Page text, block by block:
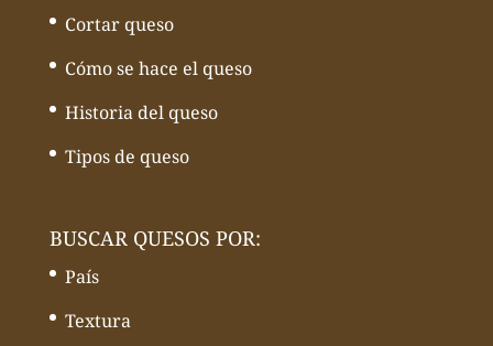
Cortar queso
Cómo se hace el queso
Historia del queso
Tipos de queso
BUSCAR QUESOS POR:
País
Textura